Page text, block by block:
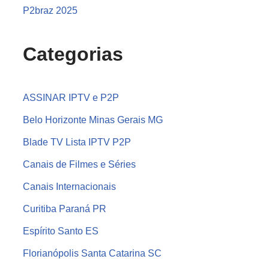
P2braz 2025
Categorias
ASSINAR IPTV e P2P
Belo Horizonte Minas Gerais MG
Blade TV Lista IPTV P2P
Canais de Filmes e Séries
Canais Internacionais
Curitiba Paraná PR
Espírito Santo ES
Florianópolis Santa Catarina SC